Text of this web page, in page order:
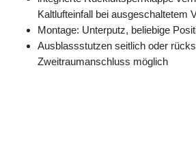
Kaltlufteinfall bei ausgeschaltetem
Montage: Unterputz, beliebige
Ausblassstutzen seitlich oder
Zweitraumanschluss möglich